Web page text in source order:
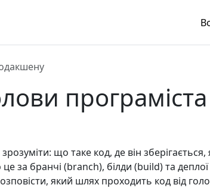
зрозуміти: що таке код, де він
за бранчі (branch), білди (build) та
який шлях проходить код від